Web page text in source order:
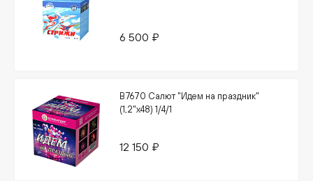
6 500 ₽
В7670 Салют "Идем на праздник"
(1,2"х48) 1/4/1
12 150 ₽